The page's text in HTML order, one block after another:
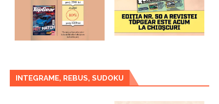
INTEGRAME, REBUS, SUDOKU